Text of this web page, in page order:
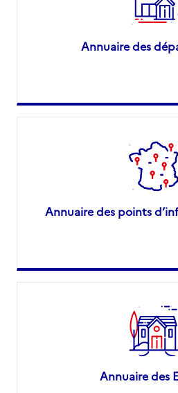
Annuaire des
Annuaire des points
Annuaire des